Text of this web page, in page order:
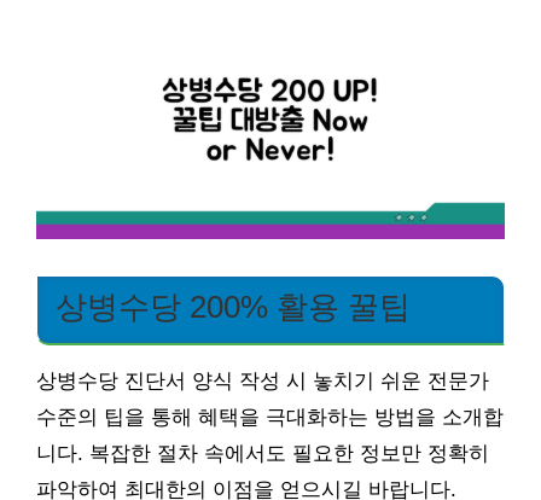
상병수당 200% 활용 꿀팁
상병수당 진단서 양식 작성 시 놓치기 쉬운 전문가
수준의 팁을 통해 혜택을 극대화하는 방법을 소개합
니다. 복잡한 절차 속에서도 필요한 정보만 정확히
파악하여 최대한의 이점을 얻으시길 바랍니다.